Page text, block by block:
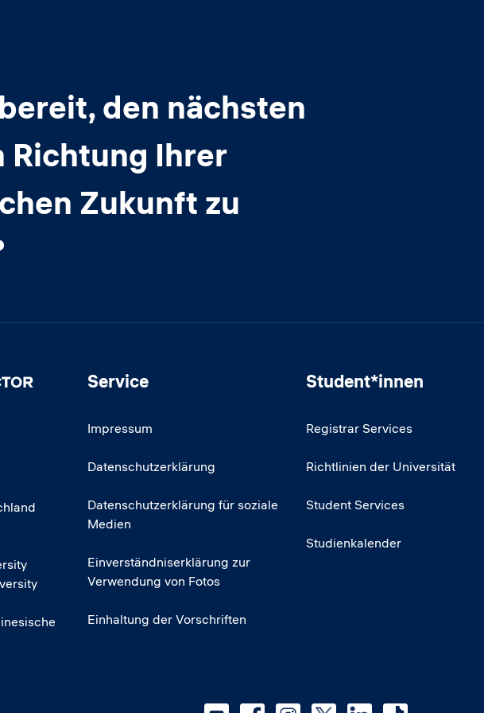
den nächsten
Richtung Ihrer
Zukunft zu
Service
Impressum
Datenschutzerklärung
Datenschutzerklärung für soziale
Medien
Einverständniserklärung zur
Verwendung von Fotos
Einhaltung der Vorschriften
Student*innen
Registrar Services
Richtlinien der Universität
Student Services
Studienkalender